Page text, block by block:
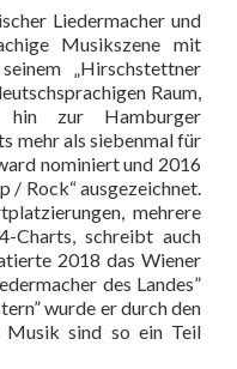
Liedermacher und
Musikszene mit
„Hirschstettner
Raum,
zur Hamburger
mehr als siebenmal für
nominiert und 2016
/ Rock“ ausgezeichnet.
mehrere
Charts, schreibt auch
2018 das Wiener
des Landes”
wurde er durch den
sind so ein Teil